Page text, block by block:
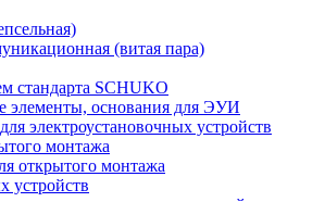
(витая пара)
стандарта SCHUKO
элементы, основания для ЭУИ
электроустановочных устройств
монтажа
открытого монтажа
устройств